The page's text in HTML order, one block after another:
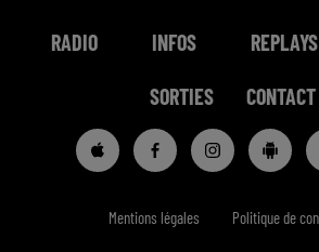
RADIO INFOS REPLAYS
SORTIES CONTACT
Mentions légales Politique de